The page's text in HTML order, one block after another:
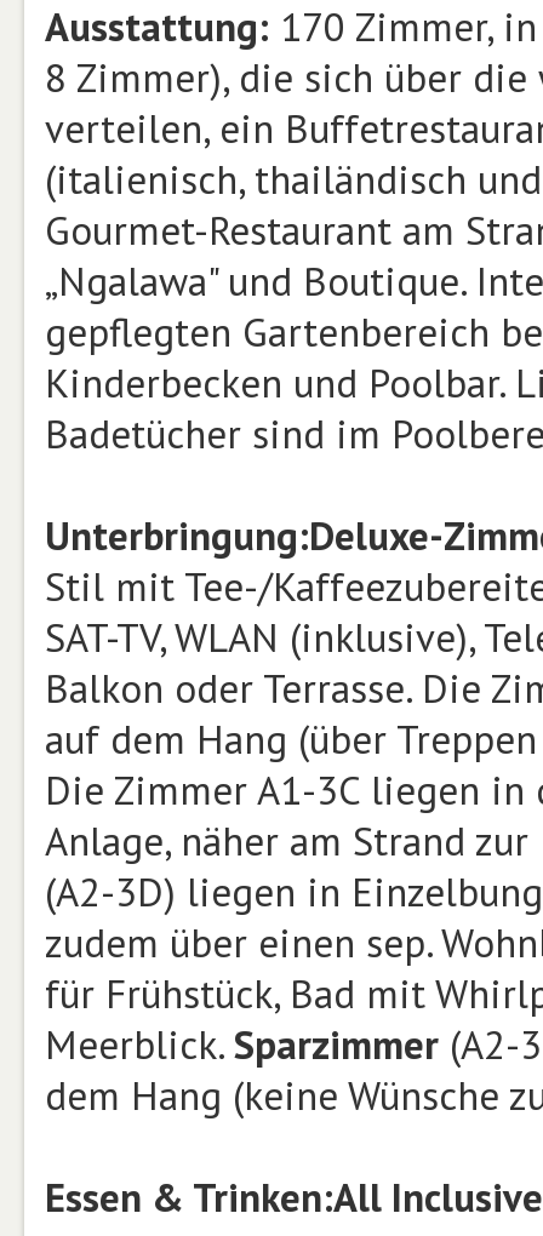
Ausstattung: 170 Zimmer,
8 Zimmer), die sich über
verteilen, ein
(italienisch, thailändisch
Gourmet-Restaurant am
„Ngalawa" und Boutique.
gepflegten Gartenbereich
Kinderbecken und Poolbar.
Badetücher sind im
Unterbringung:Deluxe-
Stil mit Tee-/
SAT-TV, WLAN (inklusive),
Balkon oder Terrasse. Die
auf dem Hang (über
Die Zimmer A1-3C liegen
Anlage, näher am Strand
(A2-3D) liegen in
zudem über einen sep.
für Frühstück, Bad mit
Meerblick.Sparzimmer (A2-
dem Hang (keine Wünsche
Essen & Trinken:All